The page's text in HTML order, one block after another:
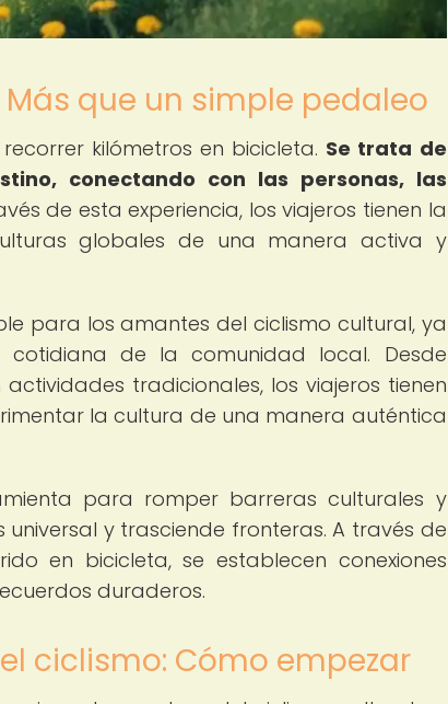
que un simple pedaleo
kilómetros en bicicleta. Se trata de
conectando con las personas, las
de esta experiencia, los viajeros tienen la
globales de una manera activa y
para los amantes del ciclismo cultural, ya
de la comunidad local. Desde
tradicionales, los viajeros tienen
la cultura de una manera auténtica
para romper barreras culturales y
y trasciende fronteras. A través de
en bicicleta, se establecen conexiones
duraderos.
ciclismo: Cómo empezar